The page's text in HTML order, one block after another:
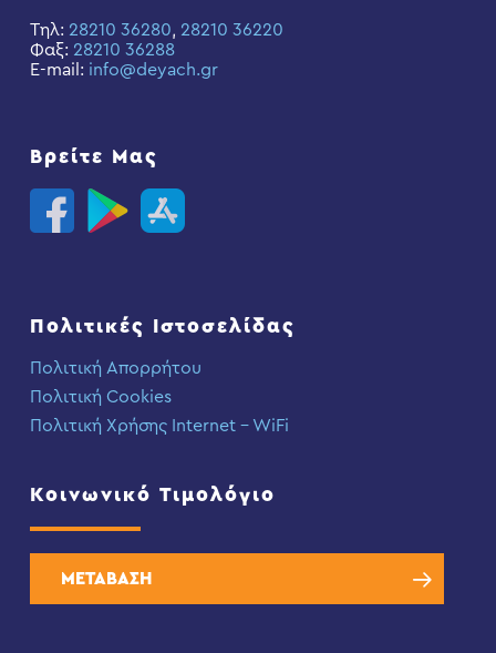
Τηλ: 28210 36280, 28210 36220
Φαξ: 28210 36288
E-mail: info@deyach.gr
Βρείτε Μας
Πολιτικές Ιστοσελίδας
Πολιτική Απορρήτου
Πολιτική Cookies
Πολιτική Χρήσης Internet – WiFi
Κοινωνικό Τιμολόγιο
ΜΕΤΑΒΑΣΗ